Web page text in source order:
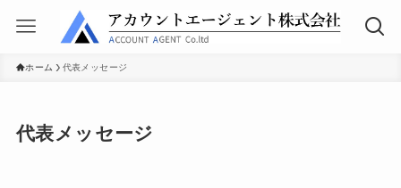
ホーム 代表メッセージ
代表メッセージ